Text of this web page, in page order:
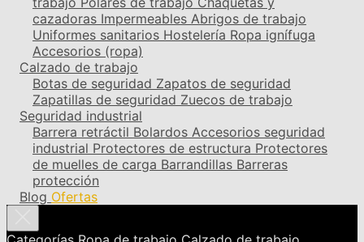
cazadoras Impermeables Abrigos de trabajo
Uniformes sanitarios Hostelería Ropa ignífuga
Accesorios (ropa)
Calzado de trabajo
Botas de seguridad Zapatos de seguridad
Zapatillas de seguridad Zuecos de trabajo
Seguridad industrial
Barrera retráctil Bolardos Accesorios seguridad
industrial Protectores de estructura Protectores
de muelles de carga Barrandillas Barreras
protección
Blog Ofertas